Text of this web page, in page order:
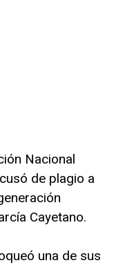
Nacional
de plagio a
Cayetano.
una de sus